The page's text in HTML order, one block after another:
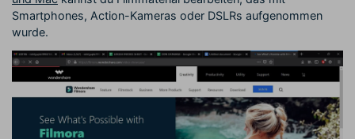
Smartphones, Action-Kameras oder DSLRs aufgenommen
wurde.